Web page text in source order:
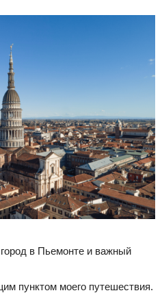
в Пьемонте и важный
пунктом моего путешествия.